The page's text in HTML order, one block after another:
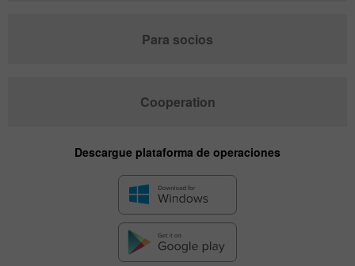
Para socios
Cooperation
Descargue plataforma de operaciones